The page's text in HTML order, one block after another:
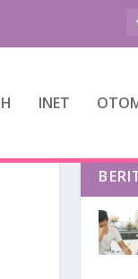
INET